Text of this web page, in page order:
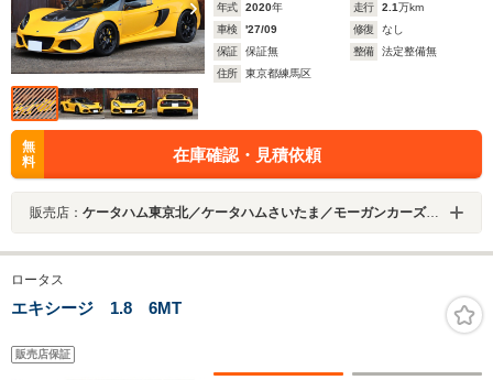
年式 2020年 走行 2.1万km
車検
'27/09 修復
なし
保証
保証無 整備
法定整備無
住所
東京都練馬区
無
料
在庫確認・見積依頼
販売店： ケータハム東京北／ケータハムさいたま／モーガンカーズ東京北
ロータス
エキシージ 1.8 6MT
販売店保証